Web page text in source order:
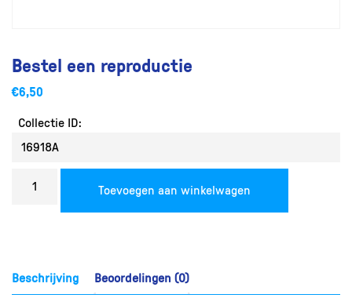
Bestel een reproductie
€6,50
Collectie ID:
reproductie
Toevoegen aan winkelwagen
Beschrijving Beoordelingen (0)